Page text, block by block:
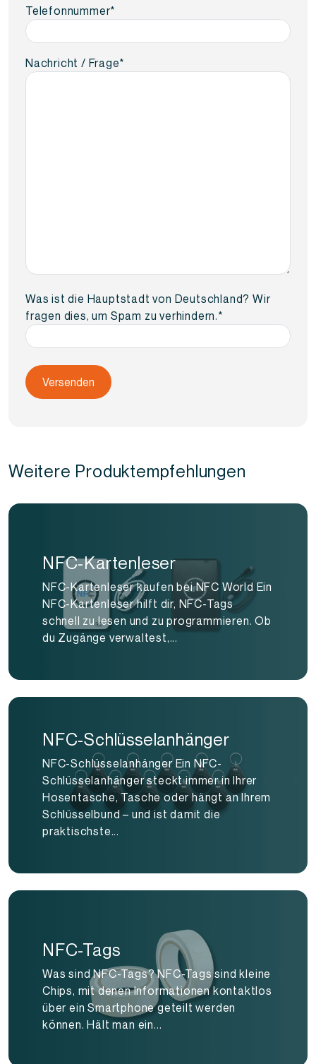
Telefonnummer*
Nachricht / Frage*
Was ist die Hauptstadt von Deutschland? Wir
fragen dies, um Spam zu verhindern.*
Weitere Produktempfehlungen
NFC-Kartenleser
NFC-Kartenleser kaufen bei NFC World Ein
NFC-Kartenleser hilft dir, NFC-Tags
schnell zu lesen und zu programmieren. Ob
du Zugänge verwaltest,...
NFC-Schlüsselanhänger
NFC-Schlüsselanhänger Ein NFC-
Schlüsselanhänger steckt immer in Ihrer
Hosentasche, Tasche oder hängt an Ihrem
Schlüsselbund – und ist damit die
praktischste...
NFC-Tags
Was sind NFC-Tags? NFC-Tags sind kleine
Chips, mit denen Informationen kontaktlos
über ein Smartphone geteilt werden
können. Hält man ein...